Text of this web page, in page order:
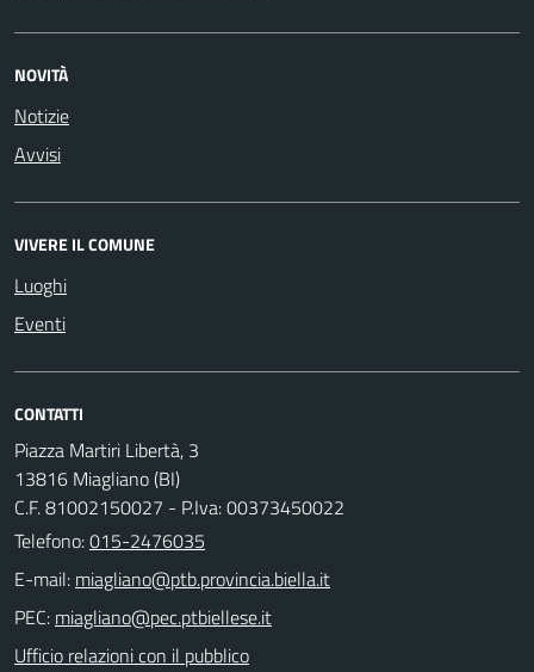
NOVITÀ
Notizie
Avvisi
VIVERE IL COMUNE
Luoghi
Eventi
CONTATTI
Piazza Martiri Libertà, 3
13816 Miagliano (BI)
C.F. 81002150027 - P.Iva: 00373450022
Telefono:015-2476035
E-mail:
PEC:
Ufficio relazioni con il pubblico